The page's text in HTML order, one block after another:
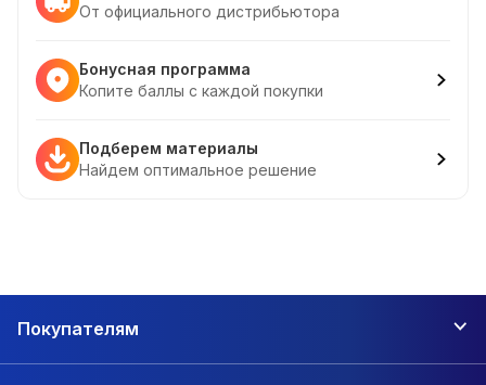
От официального дистрибьютора
Бонусная программа
Копите баллы с каждой покупки
Подберем материалы
Найдем оптимальное решение
Покупателям